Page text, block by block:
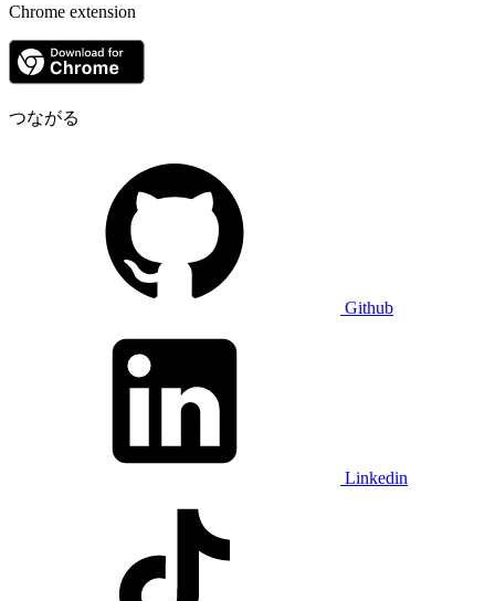
Chrome extension
つながる
Github
Linkedin